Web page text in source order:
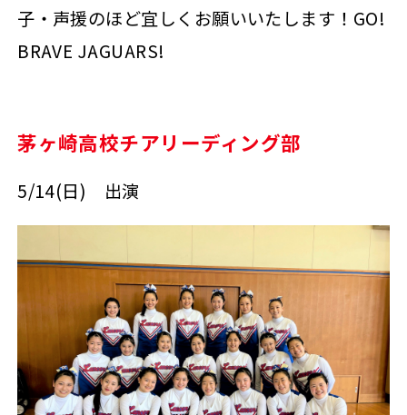
子・声援のほど宜しくお願いいたします！GO!
BRAVE JAGUARS!
茅ヶ崎高校チアリーディング部
5/14(日) 出演